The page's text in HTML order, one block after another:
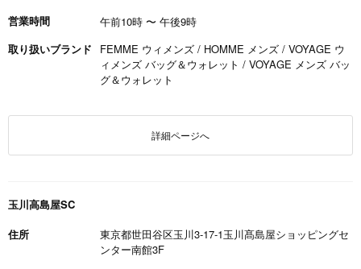
営業時間 午前10時 〜 午後9時
取り扱いブランド
FEMME ウィメンズ / HOMME メンズ / VOYAGE ウ
ィメンズ バッグ＆ウォレット / VOYAGE メンズ バッ
グ＆ウォレット
詳細ページへ
玉川高島屋SC
住所
東京都世田谷区玉川3-17-1玉川髙島屋ショッピングセ
ンター南館3F